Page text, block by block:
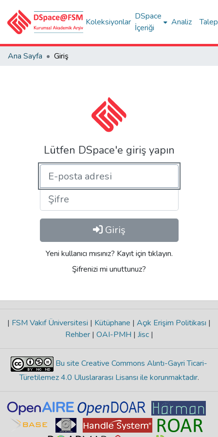
Koleksiyonlar
DSpace
İçeriği
Analiz
Ana Sayfa Giriş
Lütfen DSpace'e giriş yapın
Giriş
Yeni kullanıcı mısınız? Kayıt için tıklayın.
Şifrenizi mi unuttunuz?
| FSM Vakıf Üniversitesi | Kütüphane | Açık Erişim Politikası |
Rehber | OAI-PMH | Jisc |
Bu site Creative Commons Alıntı-Gayri Ticari-
Türetilemez 4.0 Uluslararası Lisansı ile korunmaktadır.